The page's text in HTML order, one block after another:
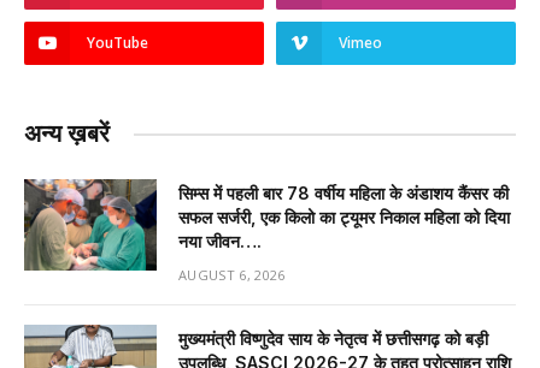
YouTube Vimeo
अन्य ख़बरें
सिम्स में पहली बार 78 वर्षीय महिला के अंडाशय कैंसर की
सफल सर्जरी, एक किलो का ट्यूमर निकाल महिला को दिया
नया जीवन….
AUGUST 6, 2026
मुख्यमंत्री विष्णुदेव साय के नेतृत्व में छत्तीसगढ़ को बड़ी
उपलब्धि, SASCI 2026-27 के तहत प्रोत्साहन राशि